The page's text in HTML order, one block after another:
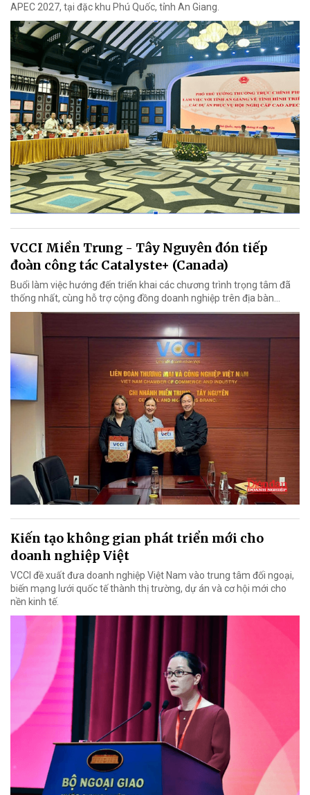
APEC 2027, tại đặc khu Phú Quốc, tỉnh An Giang.
VCCI Miền Trung - Tây Nguyên đón tiếp
đoàn công tác Catalyste+ (Canada)
Buổi làm việc hướng đến triển khai các chương trình trọng tâm đã
thống nhất, cùng hỗ trợ cộng đồng doanh nghiệp trên địa bàn...
Kiến tạo không gian phát triển mới cho
doanh nghiệp Việt
VCCI đề xuất đưa doanh nghiệp Việt Nam vào trung tâm đối ngoại,
biến mạng lưới quốc tế thành thị trường, dự án và cơ hội mới cho
nền kinh tế.